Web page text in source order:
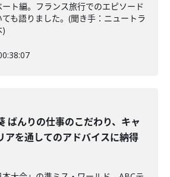
ト編。フランス旅行でのエピソード
も語りました。(聞き手：ニュートラ
)
ばんりの仕事のこだわり、キャ
アを通してのアドバイスに納得